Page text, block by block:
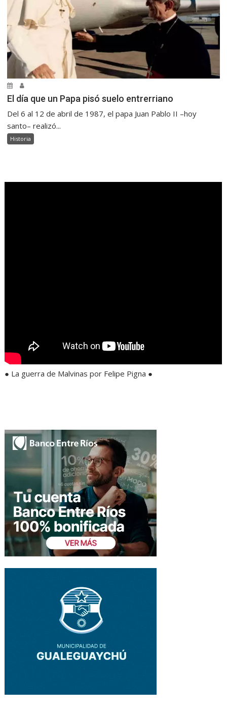
El día que un Papa pisó suelo entrerriano
Del 6 al 12 de abril de 1987, el papa Juan Pablo II –hoy
santo– realizó...
Historia
● La guerra de Malvinas por Felipe Pigna ●